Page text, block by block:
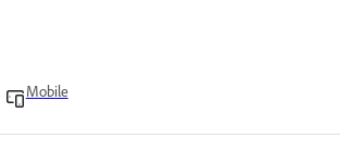
Mobile